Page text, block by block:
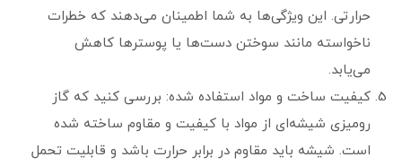
حرارتی. این ویژگی‌ها به شما اطمینان می‌دهند که خطرات
ناخواسته مانند سوختن دست‌ها یا پوسترها کاهش
می‌یابد.
کیفیت ساخت و مواد استفاده شده: بررسی کنید که گاز
رومیزی شیشه‌ای از مواد با کیفیت و مقاوم ساخته شده
است. شیشه باید مقاوم در برابر حرارت باشد و قابلیت تحمل